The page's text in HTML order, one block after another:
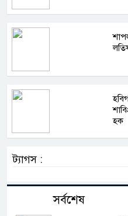
হক
ট্যাগস :
সর্বশেষ